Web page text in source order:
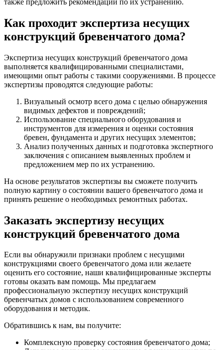
Как проходит экспертиза несущих
конструкций бревенчатого дома?
Экспертиза несущих конструкций бревенчатого дома
выполняется квалифицированными специалистами,
имеющими опыт работы с такими сооружениями. В процессе
экспертизы проводятся следующие работы:
Визуальный осмотр всего дома с целью обнаружения
видимых дефектов и повреждений;
Использование специального оборудования и
инструментов для измерения и оценки состояния
бревен, фундамента и других несущих элементов;
Анализ полученных данных и подготовка экспертного
заключения с описанием выявленных проблем и
предложением мер по их устранению.
На основе результатов экспертизы вы сможете получить
полную картину о состоянии вашего бревенчатого дома и
принять решение о необходимых ремонтных работах.
Заказать экспертизу несущих
конструкций бревенчатого дома
Если вы обнаружили признаки проблем с несущими
конструкциями своего бревенчатого дома или желаете
оценить его состояние, наши квалифицированные эксперты
готовы оказать вам помощь. Мы предлагаем
профессиональную экспертизу несущих конструкций
бревенчатых домов с использованием современного
оборудования и методик.
Обратившись к нам, вы получите:
Комплексную проверку состояния бревенчатого дома;